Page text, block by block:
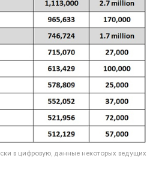
в цифровую, данные некоторых ведущих